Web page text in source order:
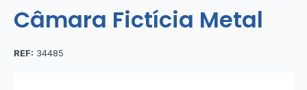
Câmara Fictícia Metal
REF: 34485